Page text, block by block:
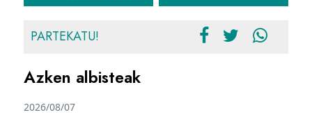
PARTEKATU!
Azken albisteak
2026/08/07